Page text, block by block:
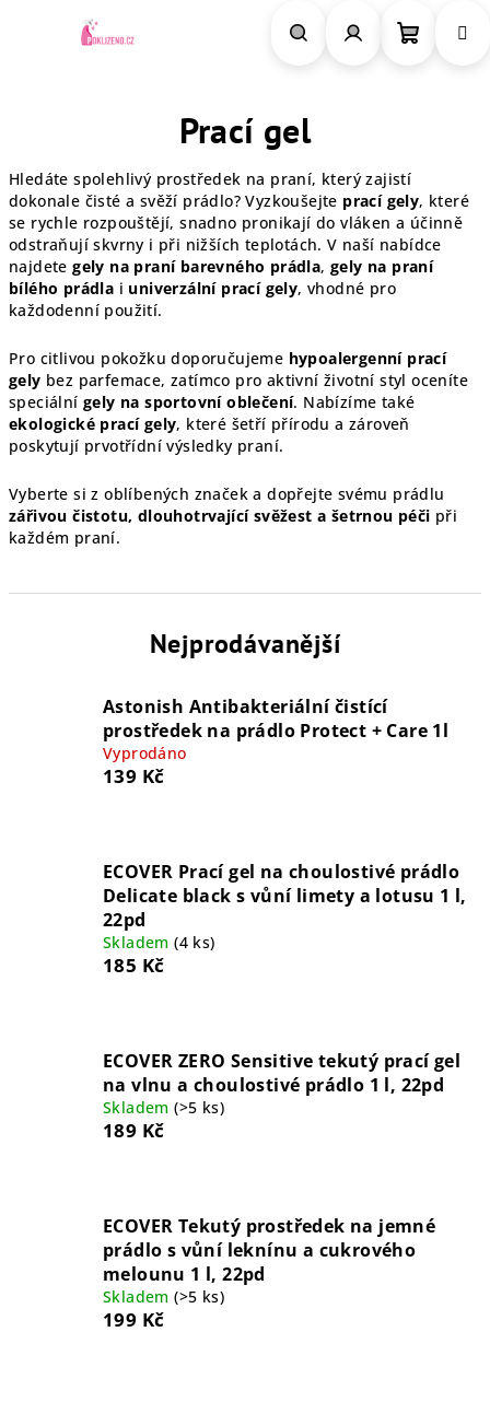
Prací gel
Hledáte spolehlivý prostředek na praní, který zajistí
dokonale čisté a svěží prádlo? Vyzkoušejte prací gely, které
se rychle rozpouštějí, snadno pronikají do vláken a účinně
odstraňují skvrny i při nižších teplotách. V naší nabídce
najdetegely na praní barevného prádla,gely na praní
bílého prádla i univerzální prací gely, vhodné pro
každodenní použití.
Pro citlivou pokožku doporučujeme hypoalergenní prací
gely bez parfemace, zatímco pro aktivní životní styl oceníte
speciálnígely na sportovní oblečení. Nabízíme také
ekologické prací gely, které šetří přírodu a zároveň
poskytují prvotřídní výsledky praní.
Vyberte si z oblíbených značek a dopřejte svému prádlu
zářivou čistotu, dlouhotrvající svěžest a šetrnou péči při
každém praní.
Nejprodávanější
Astonish Antibakteriální čistící
prostředek na prádlo Protect + Care 1l
Vyprodáno
139 Kč
ECOVER Prací gel na choulostivé prádlo
Delicate black s vůní limety a lotusu 1 l,
22pd
Skladem(4 ks)
185 Kč
ECOVER ZERO Sensitive tekutý prací gel
na vlnu a choulostivé prádlo 1 l, 22pd
Skladem(>5 ks)
189 Kč
ECOVER Tekutý prostředek na jemné
prádlo s vůní leknínu a cukrového
melounu 1 l, 22pd
Skladem(>5 ks)
199 Kč